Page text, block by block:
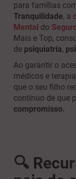
para famílias
Tranquilidade, a
Mental do
Mais e Top,
de psiquiatria,
Ao garantir o
médicos e
que o seu filho
contínuo de que
compromisso.
🔍